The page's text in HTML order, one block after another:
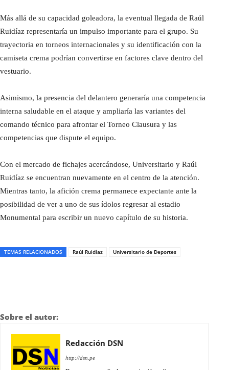
Más allá de su capacidad goleadora, la eventual llegada de Raúl
Ruidíaz representaría un impulso importante para el grupo. Su
trayectoria en torneos internacionales y su identificación con la
camiseta crema podrían convertirse en factores clave dentro del
vestuario.
Asimismo, la presencia del delantero generaría una competencia
interna saludable en el ataque y ampliaría las variantes del
comando técnico para afrontar el Torneo Clausura y las
competencias que dispute el equipo.
Con el mercado de fichajes acercándose, Universitario y Raúl
Ruidíaz se encuentran nuevamente en el centro de la atención.
Mientras tanto, la afición crema permanece expectante ante la
posibilidad de ver a uno de sus ídolos regresar al estadio
Monumental para escribir un nuevo capítulo de su historia.
TEMAS RELACIONADOS Raúl Ruidíaz Universitario de Deportes
Sobre el autor:
Redacción DSN
http://dsn.pe